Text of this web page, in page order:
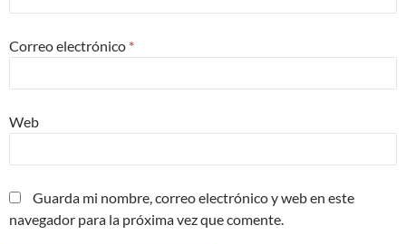
Correo electrónico *
Web
Guarda mi nombre, correo electrónico y web en este
navegador para la próxima vez que comente.